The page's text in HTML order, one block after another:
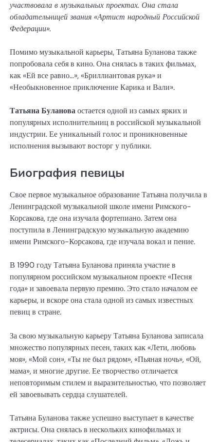
участвовала в музыкальных проектах. Она стала
обладательницей звания «Артист народный Российской
Федерации».
Помимо музыкальной карьеры, Татьяна Буланова также
попробовала себя в кино. Она снялась в таких фильмах,
как «Ей все равно…», «Бриллиантовая рука» и
«Необыкновенное приключение Карика и Вали».
Татьяна Булановаостается одной из самых ярких и
популярных исполнительниц в российской музыкальной
индустрии. Ее уникальный голос и проникновенные
исполнения вызывают восторг у публики.
Биография певицы
Свое первое музыкальное образование Татьяна получила в
Ленинградской музыкальной школе имени Римского-
Корсакова, где она изучала фортепиано. Затем она
поступила в Ленинградскую музыкальную академию
имени Римского-Корсакова, где изучала вокал и пение.
В 1990 году Татьяна Буланова приняла участие в
популярном российском музыкальном проекте «Песня
года» и завоевала первую премию. Это стало началом ее
карьеры, и вскоре она стала одной из самых известных
певиц в стране.
За свою музыкальную карьеру Татьяна Буланова записала
множество популярных песен, таких как «Лети, любовь
моя», «Мой сон», «Ты не был рядом», «Пьяная ночь», «Ой,
мама», и многие другие. Ее творчество отличается
неповторимым стилем и выразительностью, что позволяет
ей завоевывать сердца слушателей.
Татьяна Буланова также успешно выступает в качестве
актрисы. Она снялась в нескольких кинофильмах и